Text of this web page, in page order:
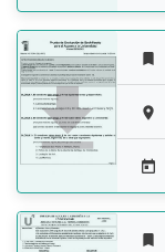




